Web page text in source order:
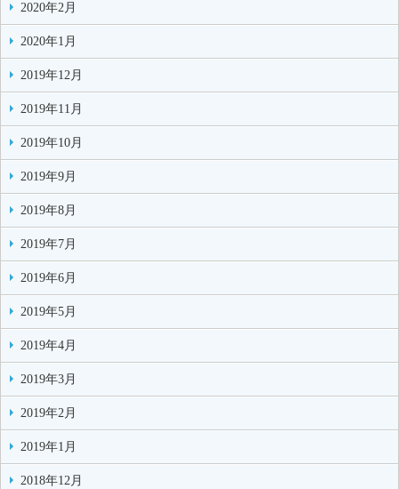
2020年2月
2020年1月
2019年12月
2019年11月
2019年10月
2019年9月
2019年8月
2019年7月
2019年6月
2019年5月
2019年4月
2019年3月
2019年2月
2019年1月
2018年12月